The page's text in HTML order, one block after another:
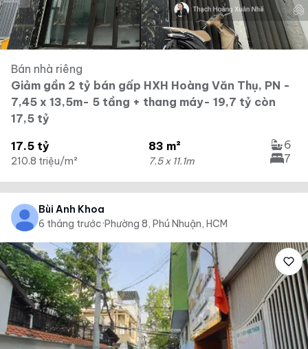
Bán nhà riêng
Giảm gần 2 tỷ bán gấp HXH Hoàng Văn Thụ, PN -
7,45 x 13,5m- 5 tầng + thang máy- 19,7 tỷ còn
17,5 tỷ
17.5 tỷ
210.8 triệu/m²
83 m²
7.5 x 11.1m
6
7
Bùi Anh Khoa
6 tháng trước·Phường 8, Phú Nhuận, HCM